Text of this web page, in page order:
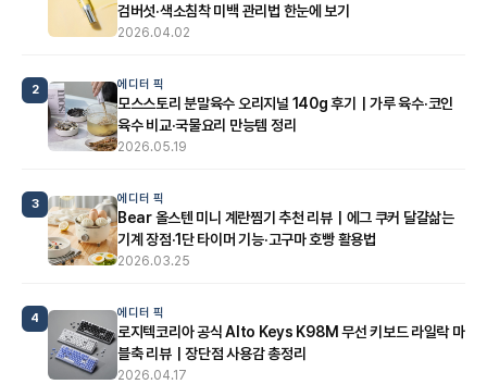
검버섯·색소침착 미백 관리법 한눈에 보기
2026.04.02
2 에디터 픽
모스스토리 분말육수 오리지널 140g 후기｜가루 육수·코인
육수 비교·국물요리 만능템 정리
2026.05.19
3 에디터 픽
Bear 올스텐 미니 계란찜기 추천 리뷰｜에그 쿠커 달걀삶는
기계 장점·1단 타이머 기능·고구마 호빵 활용법
2026.03.25
4 에디터 픽
로지텍코리아 공식 Alto Keys K98M 무선 키보드 라일락 마
블축 리뷰｜장단점 사용감 총정리
2026.04.17